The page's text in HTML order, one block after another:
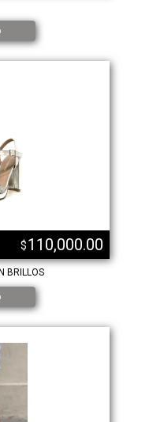
$110,000.00
BRILLOS